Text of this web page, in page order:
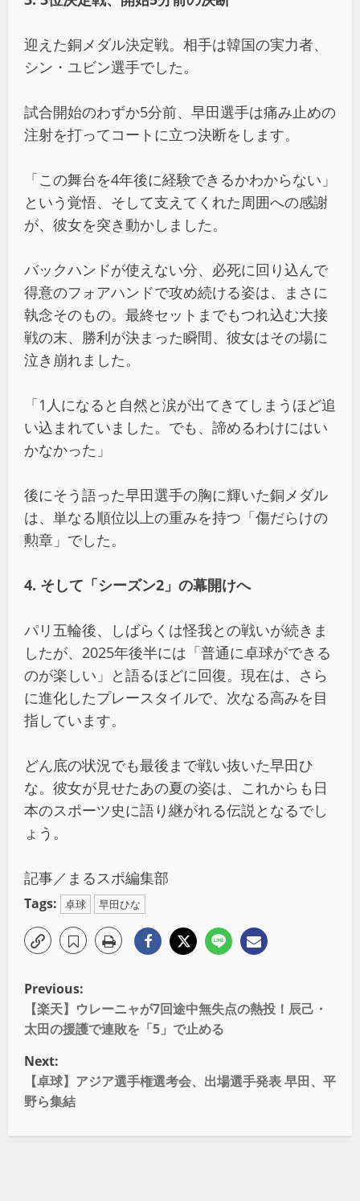
迎えた銅メダル決定戦。相手は韓国の実力者、
シン・ユビン選手でした。
試合開始のわずか5分前、早田選手は痛み止めの
注射を打ってコートに立つ決断をします。
「この舞台を4年後に経験できるかわからない」
という覚悟、そして支えてくれた周囲への感謝
が、彼女を突き動かしました。
バックハンドが使えない分、必死に回り込んで
得意のフォアハンドで攻め続ける姿は、まさに
執念そのもの。最終セットまでもつれ込む大接
戦の末、勝利が決まった瞬間、彼女はその場に
泣き崩れました。
「1人になると自然と涙が出てきてしまうほど追
い込まれていました。でも、諦めるわけにはい
かなかった」
後にそう語った早田選手の胸に輝いた銅メダル
は、単なる順位以上の重みを持つ「傷だらけの
勲章」でした。
4. そして「シーズン2」の幕開けへ
パリ五輪後、しばらくは怪我との戦いが続きま
したが、2025年後半には「普通に卓球ができる
のが楽しい」と語るほどに回復。現在は、さら
に進化したプレースタイルで、次なる高みを目
指しています。
どん底の状況でも最後まで戦い抜いた早田ひ
な。彼女が見せたあの夏の姿は、これからも日
本のスポーツ史に語り継がれる伝説となるでし
ょう。
記事／ まるスポ編集部
Tags: 卓球 早田ひな
Previous:
【楽天】ウレーニャが7回途中無失点の熱投！辰己・
太田の援護で連敗を「5」で止める
Next:
【卓球】アジア選手権選考会、出場選手発表 早田、平
野ら集結